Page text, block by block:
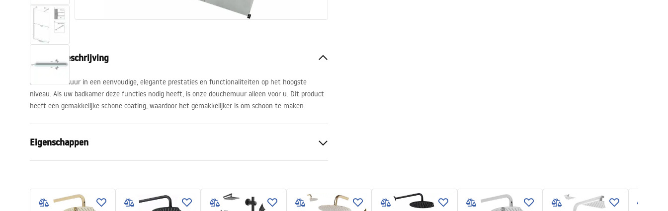
Keuken
Productbeschrijving
Een douchemuur in een eenvoudige, elegante prestaties en functionaliteiten op het hoogste
niveau. Als uw badkamer deze functies nodig heeft, is onze douchemuur alleen voor u. Dit product
heeft een gemakkelijke schone coating, waardoor het gemakkelijker is om schoon te maken.
Eigenschappen
Type cabine
Inloop